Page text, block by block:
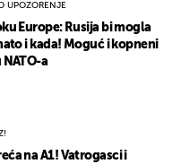
UPOZORENJE
Europe: Rusija bi mogla
i kada! Moguć i kopneni
a
na A1! Vatrogasci i